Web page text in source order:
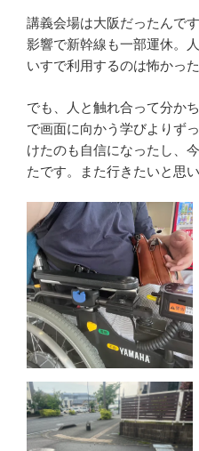
講義会場は大阪だったんで
影響で新幹線も一部運休。
いすで利用するのは怖かった
でも、人と触れ合って分か
で画面に向かう学びよりず
けたのも自信になったし、
たです。また行きたいと思い